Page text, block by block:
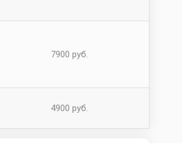
7900 руб.
4900 руб.